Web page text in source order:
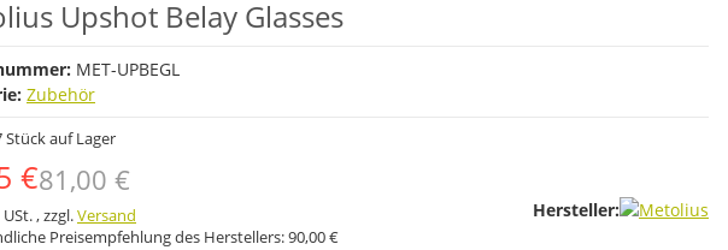
Upshot Belay Glasses
MET-UPBEGL
Zubehör
Stück auf Lager
€81,00 €
, zzgl.Versand
Preisempfehlung des Herstellers:90,00 €
Hersteller: